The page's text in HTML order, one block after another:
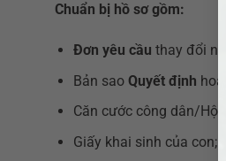
Chuẩn bị hồ sơ gồm:
Đơn yêu cầu thay đổi
Bản sao Quyết định hoặc
Căn cước công dân/Hộ
Giấy khai sinh của con;